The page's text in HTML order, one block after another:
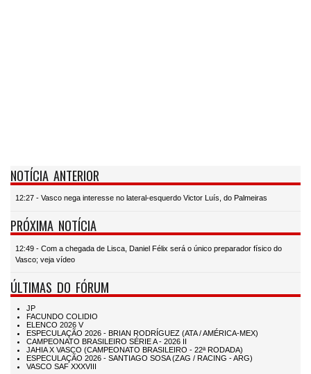
NOTÍCIA ANTERIOR
12:27 - Vasco nega interesse no lateral-esquerdo Victor Luís, do Palmeiras
PRÓXIMA NOTÍCIA
12:49 - Com a chegada de Lisca, Daniel Félix será o único preparador físico do
Vasco; veja vídeo
ÚLTIMAS DO FÓRUM